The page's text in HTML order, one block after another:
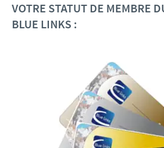
VOTRE STATUT DE MEMBRE
BLUE LINKS :